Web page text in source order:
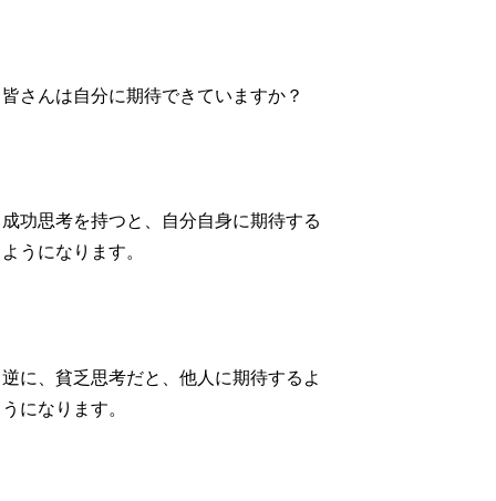
皆さんは自分に期待できていますか？
成功思考を持つと、自分自身に期待する
ようになります。
逆に、貧乏思考だと、他人に期待するよ
うになります。